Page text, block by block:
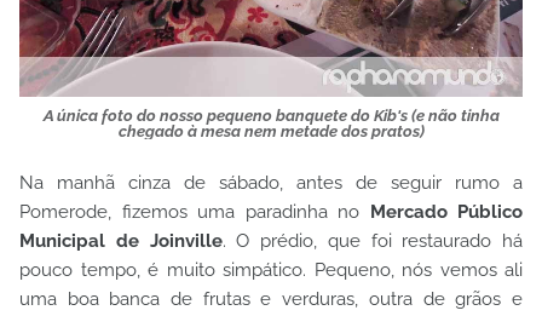
A única foto do nosso pequeno banquete do Kib's (e não tinha
chegado à mesa nem metade dos pratos)
Na manhã cinza de sábado, antes de seguir rumo a
Pomerode, fizemos uma paradinha no Mercado Público
Municipal de Joinville. O prédio, que foi restaurado há
pouco tempo, é muito simpático. Pequeno, nós vemos ali
uma boa banca de frutas e verduras, outra de grãos e